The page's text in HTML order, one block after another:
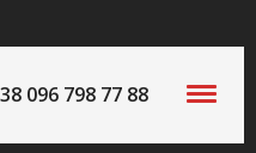
096 798 77 88